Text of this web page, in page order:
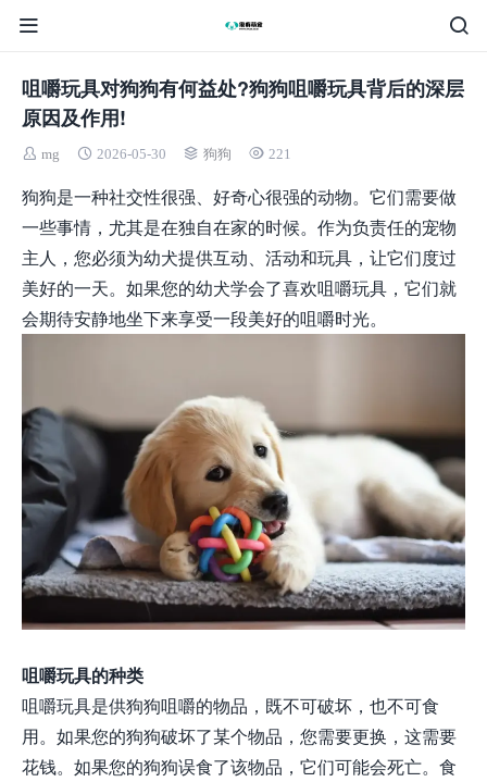
咀嚼玩具对狗狗有何益处?狗狗咀嚼玩具背后的深层
原因及作用!
mg 2026-05-30 狗狗 221
狗狗是一种社交性很强、好奇心很强的动物。它们需要做
一些事情，尤其是在独自在家的时候。作为负责任的宠物
主人，您必须为幼犬提供互动、活动和玩具，让它们度过
美好的一天。如果您的幼犬学会了喜欢咀嚼玩具，它们就
会期待安静地坐下来享受一段美好的咀嚼时光。
咀嚼玩具的种类
咀嚼玩具是供狗狗咀嚼的物品，既不可破坏，也不可食
用。如果您的狗狗破坏了某个物品，您需要更换，这需要
花钱。如果您的狗狗误食了该物品，它们可能会死亡。食